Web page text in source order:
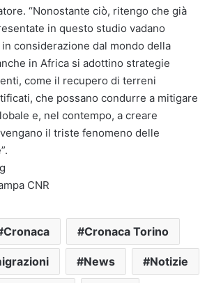
“Nonostante ciò, ritengo che già
in questo studio vadano
considerazione dal mondo della
in Africa si adottino strategie
come il recupero di terreni
che possano condurre a mitigare
e, nel contempo, a creare
il triste fenomeno delle
CNR
Cronaca Cronaca Torino
News Notizie